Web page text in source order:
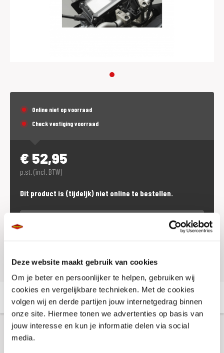
Deze website maakt gebruik van cookies
Om je beter en persoonlijker te helpen, gebruiken wij
cookies en vergelijkbare technieken. Met de cookies
volgen wij en derde partijen jouw internetgedrag binnen
onze site. Hiermee tonen we advertenties op basis van
jouw interesse en kun je informatie delen via social
media.
Online niet op voorraad
Check vestiging voorraad
€ 52,95
p.st. (incl. BTW)
Dit product is (tijdeljk) niet online te bestellen.
Aanvullende informatie Winkelvoorraad
Aanvullende informatie